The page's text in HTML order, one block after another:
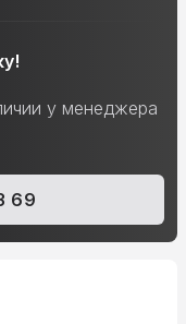
у менеджера
69